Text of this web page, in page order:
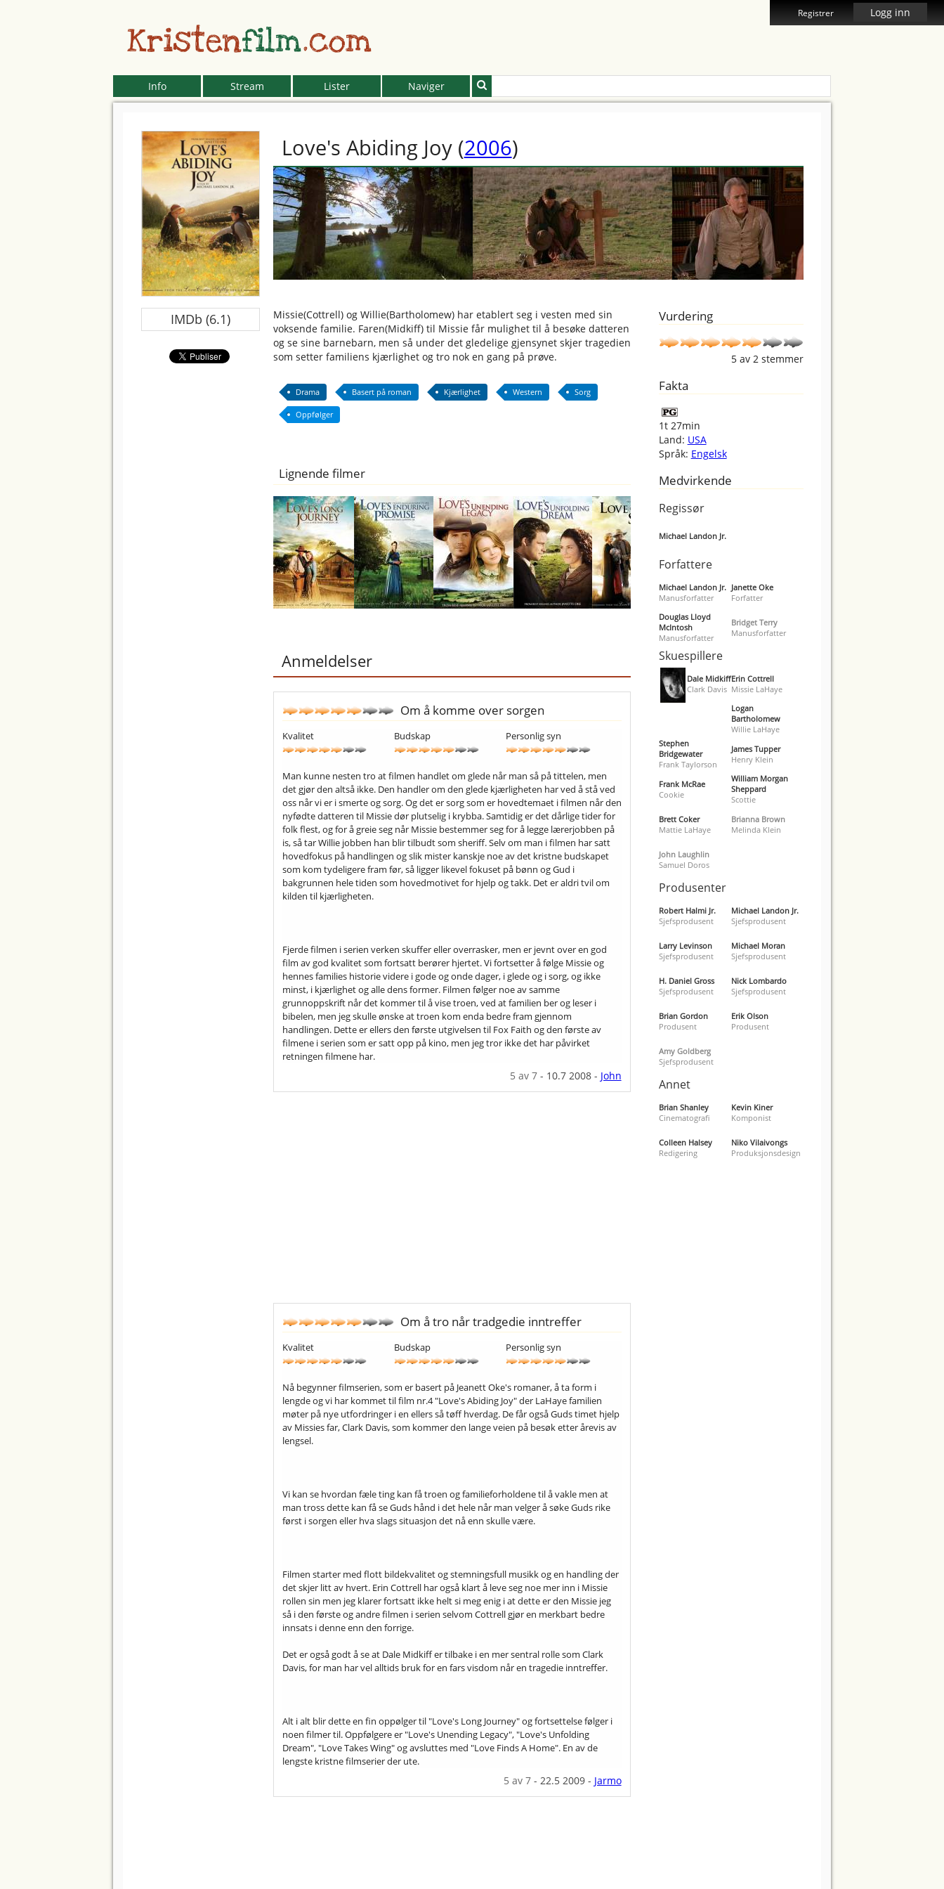
Registrer Logg inn
Kristenfilm.com
Info Stream Lister Naviger
IMDb (6.1)
Love's Abiding Joy(2006)
Missie(Cottrell) og Willie(Bartholomew) har etablert seg i vesten med sin
voksende familie. Faren(Midkiff) til Missie får mulighet til å besøke datteren
og se sine barnebarn, men så under det gledelige gjensynet skjer tragedien
som setter familiens kjærlighet og tro nok en gang på prøve.
Drama Basert på roman Kjærlighet Western Sorg
Oppfølger
Vurdering
5 av2 stemmer
Fakta
1t 27min
Land: USA
Språk: Engelsk
Medvirkende
Regissør
Michael Landon Jr.
Forfattere
Michael Landon Jr.
Manusforfatter
Janette Oke
Forfatter
Douglas Lloyd
McIntosh
Manusforfatter
Bridget Terry
Manusforfatter
Skuespillere
Dale Midkiff
Clark Davis
Erin Cottrell
Missie LaHaye
Logan
Bartholomew
Willie LaHaye
Stephen
Bridgewater
Frank Taylorson
James Tupper
Henry Klein
Frank McRae
Cookie
William Morgan
Sheppard
Scottie
Brett Coker
Mattie LaHaye
Brianna Brown
Melinda Klein
John Laughlin
Samuel Doros
Produsenter
Robert Halmi Jr.
Sjefsprodusent
Michael Landon Jr.
Sjefsprodusent
Larry Levinson
Sjefsprodusent
Michael Moran
Sjefsprodusent
H. Daniel Gross
Sjefsprodusent
Nick Lombardo
Sjefsprodusent
Brian Gordon
Produsent
Erik Olson
Produsent
Amy Goldberg
Sjefsprodusent
Annet
Brian Shanley
Cinematografi
Kevin Kiner
Komponist
Colleen Halsey
Redigering
Niko Vilaivongs
Produksjonsdesign
Lignende filmer
Anmeldelser
Om å komme over sorgen
Kvalitet Budskap Personlig syn
Man kunne nesten tro at filmen handlet om glede når man så på tittelen, men
det gjør den altså ikke. Den handler om den glede kjærligheten har ved å stå ved
oss når vi er i smerte og sorg. Og det er sorg som er hovedtemaet i filmen når den
nyfødte datteren til Missie dør plutselig i krybba. Samtidig er det dårlige tider for
folk flest, og for å greie seg når Missie bestemmer seg for å legge lærerjobben på
is, så tar Willie jobben han blir tilbudt som sheriff. Selv om man i filmen har satt
hovedfokus på handlingen og slik mister kanskje noe av det kristne budskapet
som kom tydeligere fram før, så ligger likevel fokuset på bønn og Gud i
bakgrunnen hele tiden som hovedmotivet for hjelp og takk. Det er aldri tvil om
kilden til kjærligheten.
Fjerde filmen i serien verken skuffer eller overrasker, men er jevnt over en god
film av god kvalitet som fortsatt berører hjertet. Vi fortsetter å følge Missie og
hennes families historie videre i gode og onde dager, i glede og i sorg, og ikke
minst, i kjærlighet og alle dens former. Filmen følger noe av samme
grunnoppskrift når det kommer til å vise troen, ved at familien ber og leser i
bibelen, men jeg skulle ønske at troen kom enda bedre fram gjennom
handlingen. Dette er ellers den første utgivelsen til Fox Faith og den første av
filmene i serien som er satt opp på kino, men jeg tror ikke det har påvirket
retningen filmene har.
5 av 7- 10.7 2008- John
Om å tro når tradgedie inntreffer
Kvalitet Budskap Personlig syn
Nå begynner filmserien, som er basert på Jeanett Oke's romaner, å ta form i
lengde og vi har kommet til film nr.4 "Love's Abiding Joy" der LaHaye familien
møter på nye utfordringer i en ellers så tøff hverdag. De får også Guds timet hjelp
av Missies far, Clark Davis, som kommer den lange veien på besøk etter årevis av
lengsel.
Vi kan se hvordan fæle ting kan få troen og familieforholdene til å vakle men at
man tross dette kan få se Guds hånd i det hele når man velger å søke Guds rike
først i sorgen eller hva slags situasjon det nå enn skulle være.
Filmen starter med flott bildekvalitet og stemningsfull musikk og en handling der
det skjer litt av hvert. Erin Cottrell har også klart å leve seg noe mer inn i Missie
rollen sin men jeg klarer fortsatt ikke helt si meg enig i at dette er den Missie jeg
så i den første og andre filmen i serien selvom Cottrell gjør en merkbart bedre
innsats i denne enn den forrige.
Det er også godt å se at Dale Midkiff er tilbake i en mer sentral rolle som Clark
Davis, for man har vel alltids bruk for en fars visdom når en tragedie inntreffer.
Alt i alt blir dette en fin oppølger til "Love's Long Journey" og fortsettelse følger i
noen filmer til. Oppfølgere er "Love's Unending Legacy", "Love's Unfolding
Dream", "Love Takes Wing" og avsluttes med "Love Finds A Home". En av de
lengste kristne filmserier der ute.
5 av 7- 22.5 2009- Jarmo